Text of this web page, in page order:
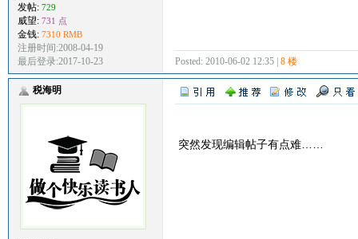
发帖: 729
威望: 731 点
金钱: 7310 RMB
注册时间:2008-04-19
最后登录:2017-10-23
Posted: 2010-06-02 12:35 | 8 楼
税海明
突然发现编辑帖子有点难……